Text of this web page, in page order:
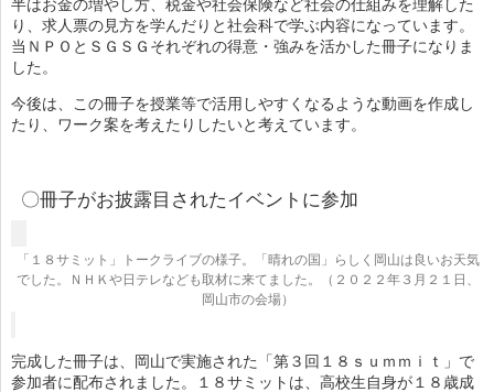
半はお金の増やし方、税金や社会保険など社会の仕組みを理解した
り、求人票の見方を学んだりと社会科で学ぶ内容になっています。
当ＮＰＯとＳＧＳＧそれぞれの得意・強みを活かした冊子になりま
した。
今後は、この冊子を授業等で活用しやすくなるような動画を作成し
たり、ワーク案を考えたりしたいと考えています。
〇冊子がお披露目されたイベントに参加
「１８サミット」トークライブの様子。「晴れの国」らしく岡山は良いお天気
でした。ＮＨＫや日テレなども取材に来てました。（２０２２年３月２１日、
岡山市の会場）
完成した冊子は、岡山で実施された「第３回１８ｓｕｍｍｉｔ」で
参加者に配布されました。１８サミットは、高校生自身が１８歳成